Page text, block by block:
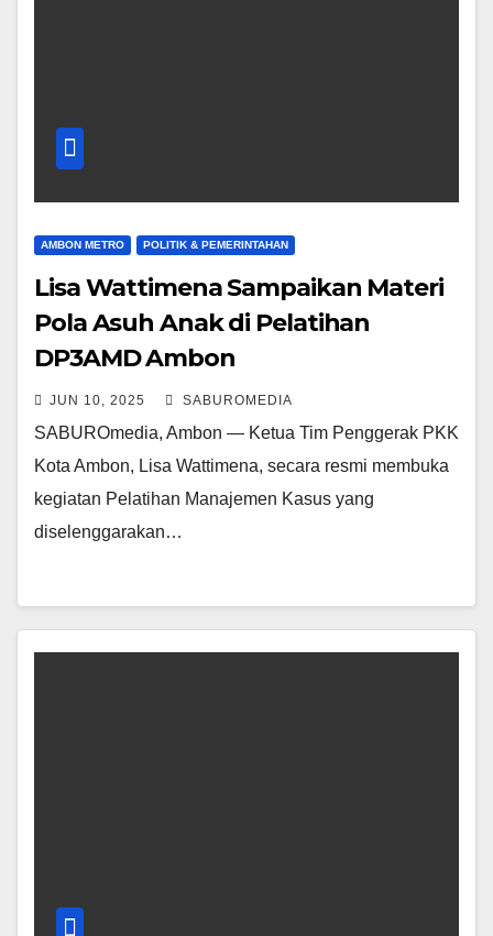
AMBON METRO POLITIK & PEMERINTAHAN
Lisa Wattimena Sampaikan Materi
Pola Asuh Anak di Pelatihan
DP3AMD Ambon
JUN 10, 2025 SABUROMEDIA
SABUROmedia, Ambon — Ketua Tim Penggerak PKK
Kota Ambon, Lisa Wattimena, secara resmi membuka
kegiatan Pelatihan Manajemen Kasus yang
diselenggarakan…